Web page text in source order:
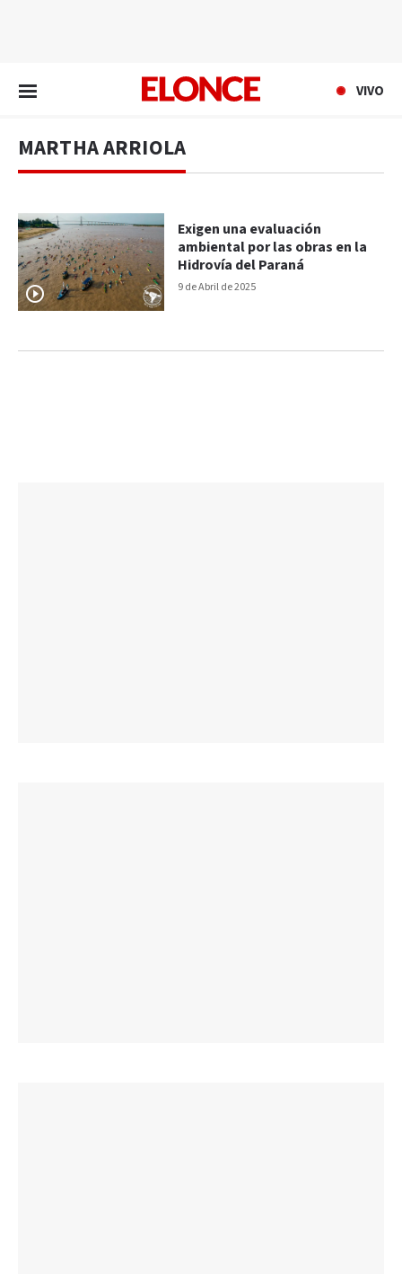
VIVO
MARTHA ARRIOLA
9 de Abril de 2025
Exigen una evaluación
ambiental por las obras en la
Hidrovía del Paraná